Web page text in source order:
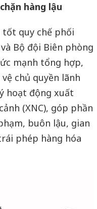
hàng lậu
quy chế phối
Bộ đội Biên phòng
mạnh tổng hợp,
chủ quyền lãnh
hoạt động xuất
(XNC), góp phần
buôn lậu, gian
phép hàng hóa